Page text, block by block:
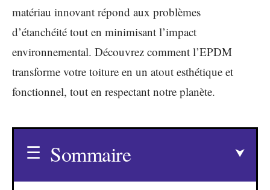
matériau innovant répond aux problèmes
d’étanchéité tout en minimisant l’impact
environnemental. Découvrez comment l’EPDM
transforme votre toiture en un atout esthétique et
fonctionnel, tout en respectant notre planète.
Sommaire